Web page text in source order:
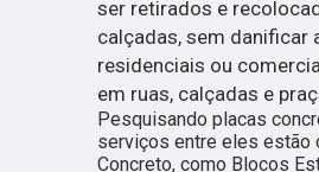
ser retirados e
calçadas, sem danificar
residenciais ou
em ruas, calçadas e
Pesquisando placas
serviços entre eles estão
Concreto, como Blocos